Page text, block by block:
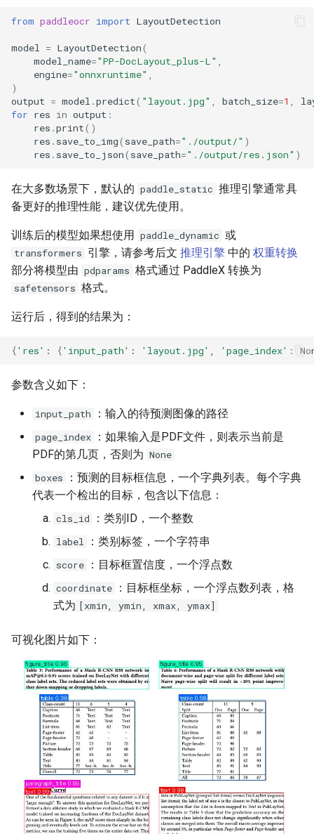
from paddleocr import LayoutDetection
model = LayoutDetection(
model_name="PP-DocLayout_plus-L"
engine="onnxruntime"
)
output = model .predict( "layout.jpg" batch_size=1
for res in output :
res .print()
res . save_to_img( save_path="./output/" )
res . save_to_json( save_path="./output/res.json" )
在大多数场景下，默认的 paddle_static 推理引擎通常具
备更好的推理性能，建议优先使用。
训练后的模型如果想使用 paddle_dynamic 或
transformers 引擎，请参考后文 推理引擎 中的 权重转换
部分将模型由 pdparams 格式通过 PaddleX 转换为
safetensors 格式。
运行后，得到的结果为：
{'res' : {'input_path' : 'layout.jpg' 'page_index' :
参数含义如下：
input_path ：输入的待预测图像的路径
page_index
：如果输入是PDF文件，则表示当前是
PDF的第几页，否则为 None
boxes
：预测的目标框信息，一个字典列表。每个字典
代表一个检出的目标，包含以下信息：
cls_id ：类别ID，一个整数
label ：类别标签，一个字符串
score ：目标框置信度，一个浮点数
coordinate
：目标框坐标，一个浮点数列表，格
式为 [xmin, ymin, xmax, ymax]
可视化图片如下：